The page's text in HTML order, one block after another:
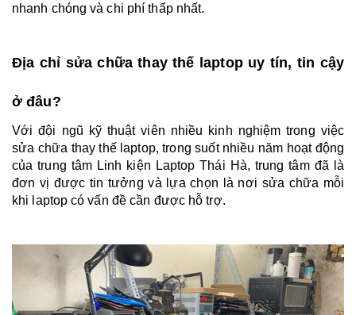
nhanh chóng và chi phí thấp nhất.
Địa chỉ sửa chữa thay thế laptop uy tín, tin cậy
ở đâu?
Với đội ngũ kỹ thuật viên nhiều kinh nghiệm trong việc
sửa chữa thay thế laptop, trong suốt nhiều năm hoạt động
của trung tâm Linh kiện Laptop Thái Hà, trung tâm đã là
đơn vị được tin tưởng và lựa chọn là nơi sửa chữa mỗi
khi laptop có vấn đề cần được hỗ trợ.